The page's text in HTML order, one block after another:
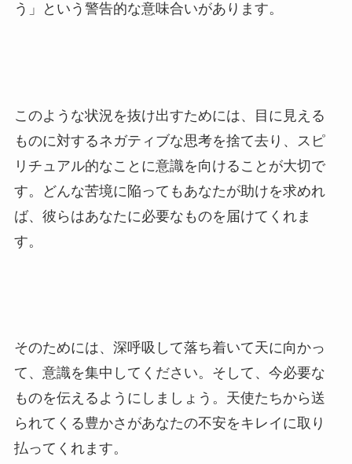
う」という警告的な意味合いがあります。
このような状況を抜け出すためには、目に見える
ものに対するネガティブな思考を捨て去り、スピ
リチュアル的なことに意識を向けることが大切で
す。どんな苦境に陥ってもあなたが助けを求めれ
ば、彼らはあなたに必要なものを届けてくれま
す。
そのためには、深呼吸して落ち着いて天に向かっ
て、意識を集中してください。そして、今必要な
ものを伝えるようにしましょう。天使たちから送
られてくる豊かさがあなたの不安をキレイに取り
払ってくれます。